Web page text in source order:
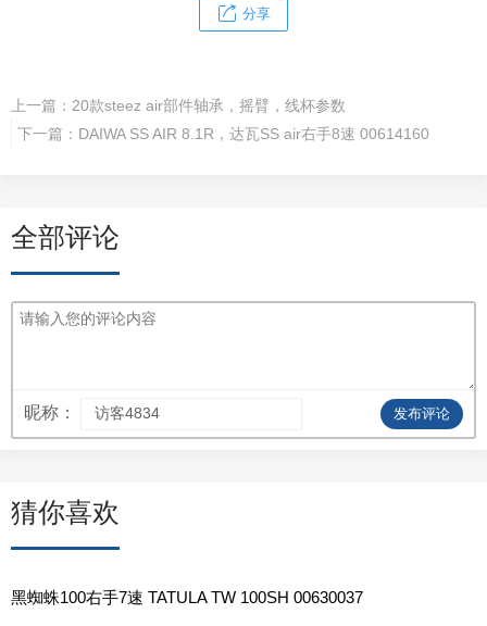
分享
上一篇： 20款steez air部件轴承，摇臂，线杯参数
下一篇： DAIWA SS AIR 8.1R，达瓦SS air右手8速 00614160
全部评论
昵称： 发布评论
猜你喜欢
黑蜘蛛100右手7速 TATULA TW 100SH 00630037